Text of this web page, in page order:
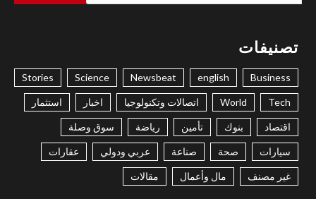
عن:
تصنيفات
Business
english
Newsbeat
Science
Stories
Tech
World اتصالات وتكنولوجيا اخبار استثمار
اقتصاد بنوك تأمين رياضة سوق وصلة
سيارات صحة صناعة عربي ودولي عقارات
غير مصنف مال وأعمال مقالات